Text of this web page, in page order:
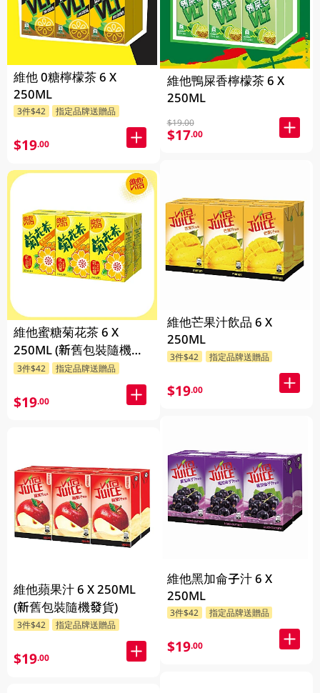
維他 0糖檸檬茶 6 X
250ML
3件$42 指定品牌送贈品
$19.00
維他蜜糖菊花茶 6 X
250ML (新舊包裝隨機發
貨)
3件$42 指定品牌送贈品
$19.00
維他蘋果汁 6 X 250ML
(新舊包裝隨機發貨)
3件$42 指定品牌送贈品
$19.00
維他鴨屎香檸檬茶 6 X
250ML
$19.00
$17.00
維他芒果汁飲品 6 X
250ML
3件$42 指定品牌送贈品
$19.00
維他黑加侖子汁 6 X
250ML
3件$42 指定品牌送贈品
$19.00